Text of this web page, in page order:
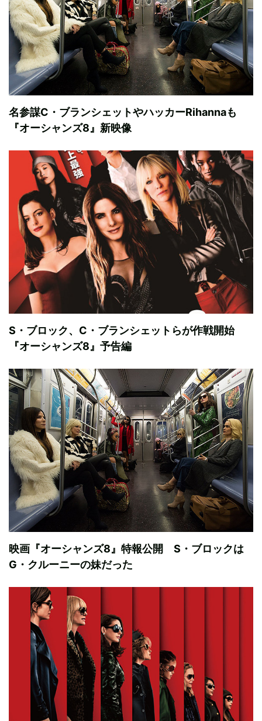
名参謀C・ブランシェットやハッカーRihannaも
『オーシャンズ8』新映像
S・ブロック、C・ブランシェットらが作戦開始
『オーシャンズ8』予告編
映画『オーシャンズ8』特報公開 S・ブロックは
G・クルーニーの妹だった